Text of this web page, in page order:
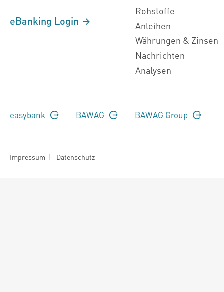
eBanking Login
Rohstoffe
Anleihen
Währungen & Zinsen
Nachrichten
Analysen
easybank BAWAG BAWAG Group
Impressum | Datenschutz